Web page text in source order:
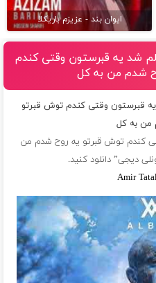
ایوان بند - عزیزم باریکلا
شد یه قبرستون وقتی کندم
شدم من به کل
یه قبرستون وقتی کندم توش قبرتو
من به کل
کندم توش قبرتو یه روح شدم من
دیجی” دانلود کنید.
Amir